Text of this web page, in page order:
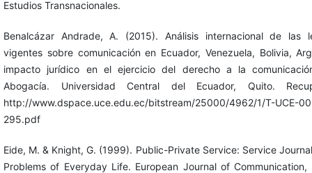
Estudios Transnacionales.
Benalcázar Andrade, A. (2015). Análisis internacional de las
vigentes sobre comunicación en Ecuador, Venezuela, Bolivia,
impacto jurídico en el ejercicio del derecho a la
Abogacía. Universidad Central del Ecuador, Quito.
http://www.dspace.uce.edu.ec/bitstream/25000/4962/1/T-UCE-
295.pdf
Eide, M. & Knight, G. (1999). Public-Private Service: Service
Problems of Everyday Life. European Journal of